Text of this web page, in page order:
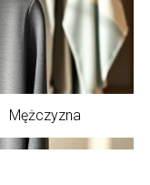
Mężczyzna